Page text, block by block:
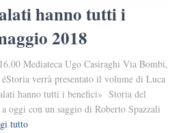
hanno tutti i
2018
Mediateca Ugo Casiraghi Via Bombi,
verrà presentato il volume di Luca
hanno tutti i benefici» Storia del
oggi con un saggio di Roberto Spazzali
tutto